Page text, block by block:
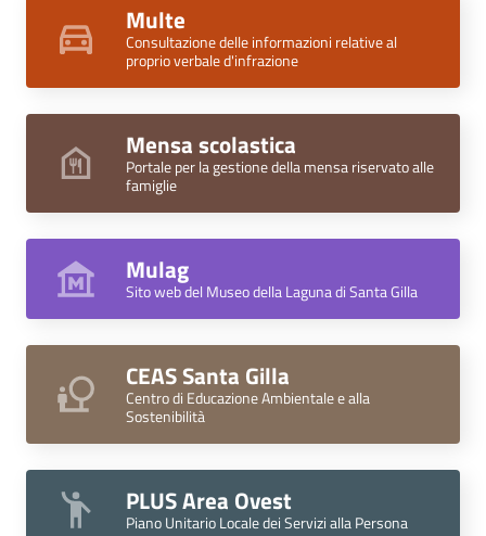
Multe
Consultazione delle informazioni relative al
proprio verbale d'infrazione
Mensa scolastica
Portale per la gestione della mensa riservato alle
famiglie
Mulag
Sito web del Museo della Laguna di Santa Gilla
CEAS Santa Gilla
Centro di Educazione Ambientale e alla
Sostenibilità
PLUS Area Ovest
Piano Unitario Locale dei Servizi alla Persona